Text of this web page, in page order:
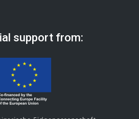
support from: